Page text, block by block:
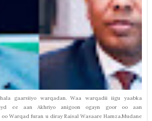
gaarsiiyo warqadan. Waa warqadii iigu yaabka
ee aan Akhriyo anigoon ogayn goor oo aan
oo Warqad furan u diray Raisal Wasaare Hamza.Mudane